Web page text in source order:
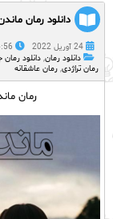
24 آوریل 2022
دانلود رمان, دانلود رمان
رمان تراژدی, رمان عاشقانه
رمان